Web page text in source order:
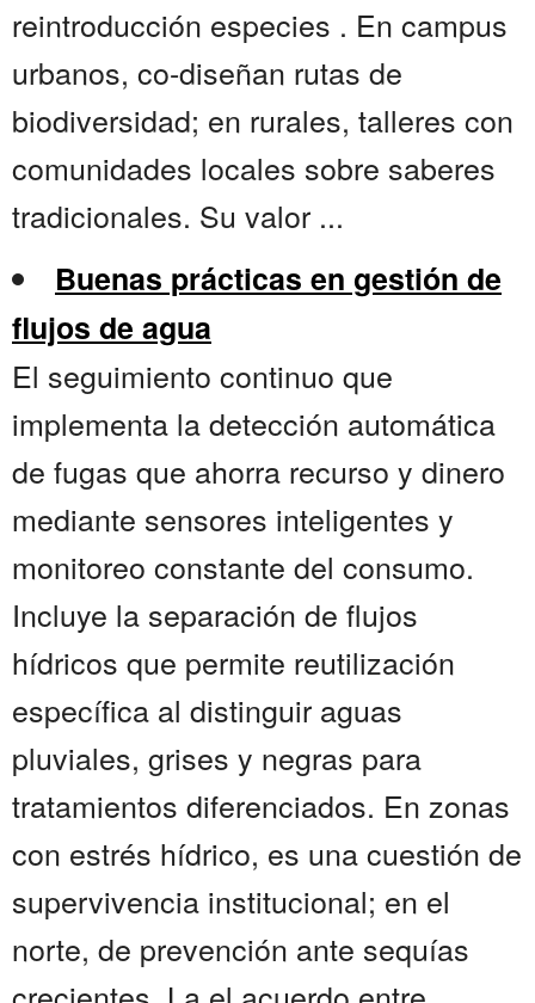
reintroducción especies . En campus
urbanos, co-diseñan rutas de
biodiversidad; en rurales, talleres con
comunidades locales sobre saberes
tradicionales. Su valor ...
Buenas prácticas en gestión de
flujos de agua
El seguimiento continuo que
implementa la detección automática
de fugas que ahorra recurso y dinero
mediante sensores inteligentes y
monitoreo constante del consumo.
Incluye la separación de flujos
hídricos que permite reutilización
específica al distinguir aguas
pluviales, grises y negras para
tratamientos diferenciados. En zonas
con estrés hídrico, es una cuestión de
supervivencia institucional; en el
norte, de prevención ante sequías